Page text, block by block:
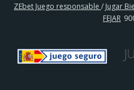
ZEbet Juego responsable / Jugar
FEJAR